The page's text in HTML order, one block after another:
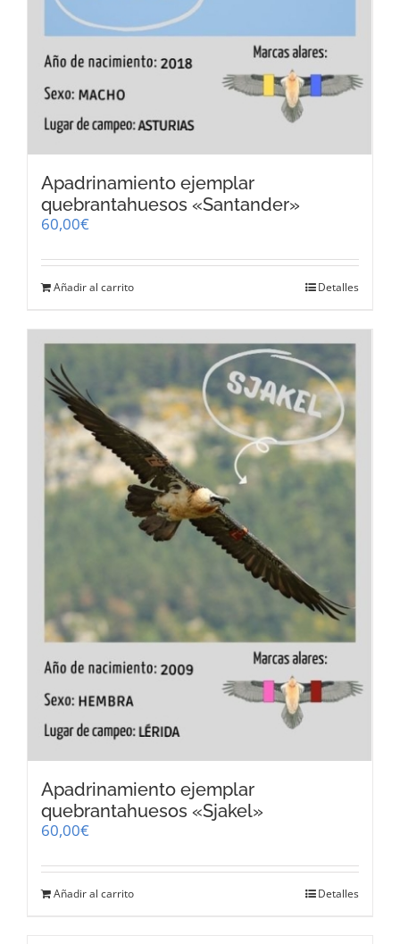
Apadrinamiento ejemplar
quebrantahuesos «Santander»
60,00€
Añadir al carrito Detalles
Apadrinamiento ejemplar
quebrantahuesos «Sjakel»
60,00€
Añadir al carrito Detalles